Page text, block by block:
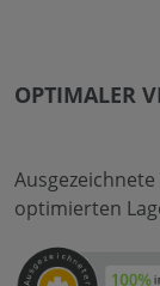
OPTIMALER
optimierten